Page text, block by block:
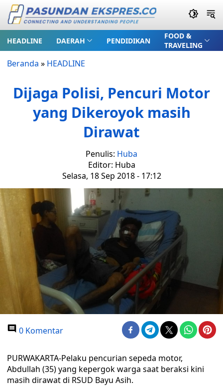
HEADLINE DAERAH PENDIDIKAN
FOOD &
TRAVELING
Beranda » HEADLINE
Dijaga Polisi, Pencuri Motor
yang Dikeroyok masih
Dirawat
Penulis: Huba
Editor: Huba
Selasa, 18 Sep 2018 - 17:12
0 Komentar
PURWAKARTA-Pelaku pencurian sepeda motor,
Abdullah (35) yang kepergok warga saat beraksi kini
masih dirawat di RSUD Bayu Asih.